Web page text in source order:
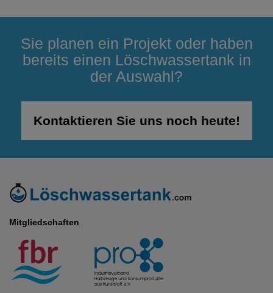
Sie planen ein Projekt oder haben
bereits einen Löschwassertank in
der Auswahl?
Kontaktieren Sie uns noch heute!
Mitgliedschaften